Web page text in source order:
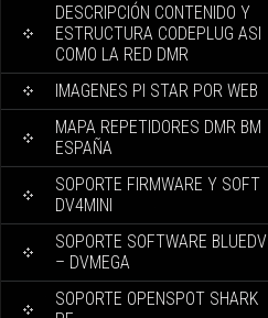
DESCRIPCIÓN CONTENIDO Y
ESTRUCTURA CODEPLUG ASI
COMO LA RED DMR
IMAGENES PI STAR POR WEB
MAPA REPETIDORES DMR BM
ESPAÑA
SOPORTE FIRMWARE Y SOFT
DV4MINI
SOPORTE SOFTWARE BLUEDV
– DVMEGA
SOPORTE OPENSPOT SHARK